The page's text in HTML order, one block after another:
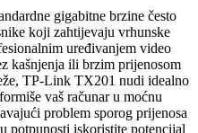
gigabitne brzine često
koji zahtijevaju vrhunske
uređivanjem video
kašnjenja ili brzim prijenosom
TP-Link TX201 nudi idealno
vaš računar u moćnu
problem sporog prijenosa
potpunosti iskoristite potencijal